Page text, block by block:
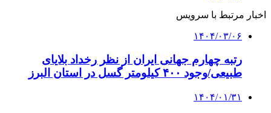
اخبار مرتبط با سرویس
۱۴۰۴/۰۳/۰۶
رتبه چهارم جهانی ایران از نظر رخداد بلایای
طبیعی/وجود ۴۰۰ کیلومتر گسل در استان البرز
۱۴۰۴/۰۱/۳۱